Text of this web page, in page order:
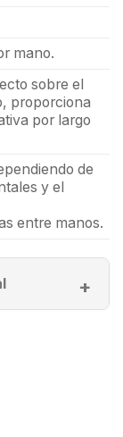
mano.
sobre el
proporciona
por largo
de
y el
entre manos.